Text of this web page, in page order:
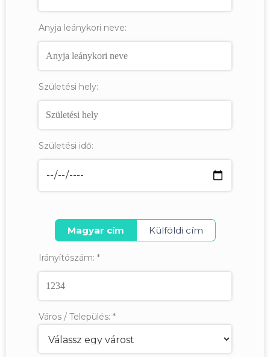
Anyja leánykori neve:
Születési hely:
Születési idő:
Magyar cím Külföldi cím
Irányítószám: *
Város / Település: *